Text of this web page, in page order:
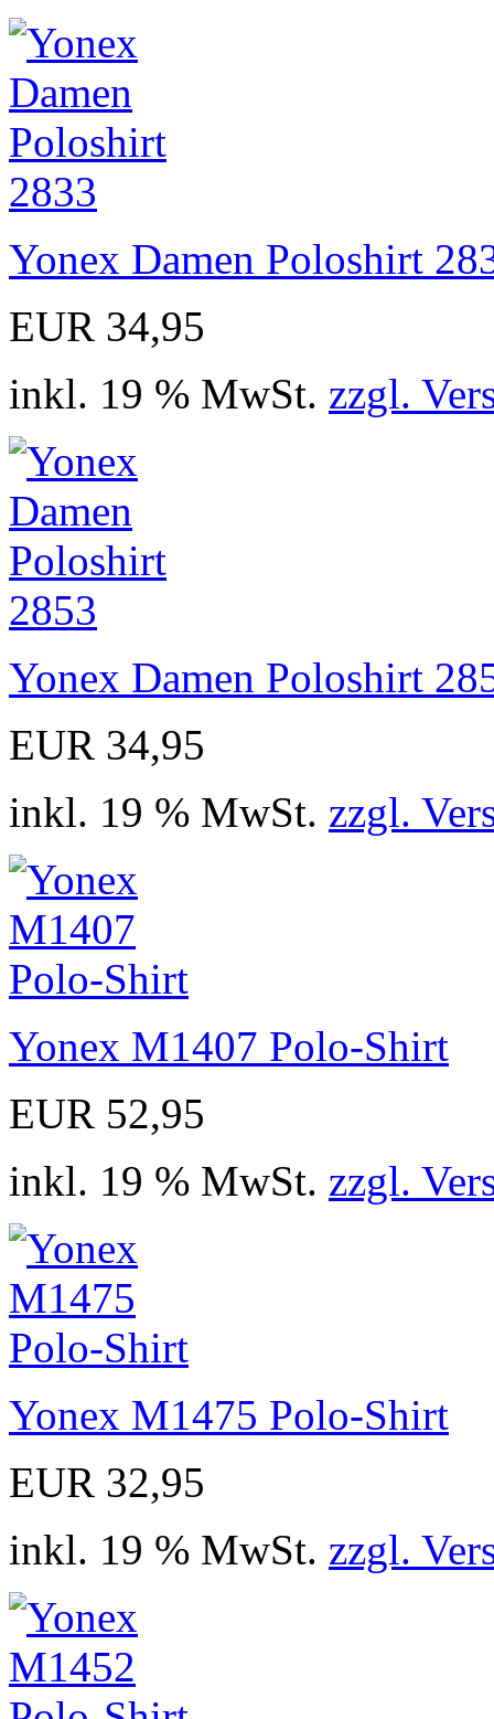
Yonex Damen Poloshirt
EUR 34,95
inkl. 19 % MwSt. zzgl.
Yonex Damen Poloshirt
EUR 34,95
inkl. 19 % MwSt. zzgl.
Yonex M1407 Polo-Shirt
EUR 52,95
inkl. 19 % MwSt. zzgl.
Yonex M1475 Polo-Shirt
EUR 32,95
inkl. 19 % MwSt. zzgl.